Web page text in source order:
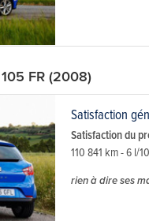
FR (2008)
Satisfaction
Satisfaction du
110 841 km - 6 l/
rien à dire ses